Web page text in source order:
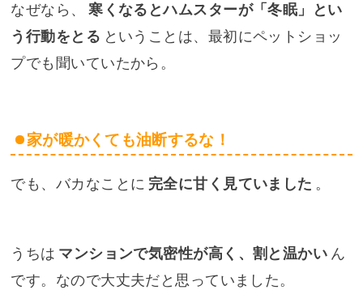
なぜなら、
寒くなるとハムスターが「冬眠」とい
う行動をとる ということは、最初にペットショッ
プでも聞いていたから。
家が暖かくても油断するな！
でも、バカなことに 完全に甘く見ていました 。
うちは マンションで気密性が高く、割と温かい ん
です。なので大丈夫だと思っていました。